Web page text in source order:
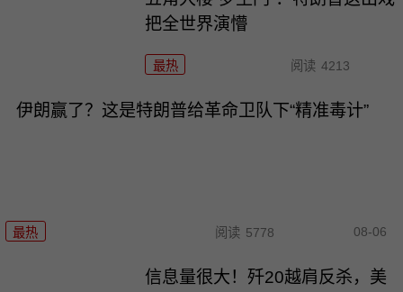
把全世界演懵
最热 阅读 4213
伊朗赢了？这是特朗普给革命卫队下“精准毒计”
最热 阅读 5778 08-06
信息量很大！歼20越肩反杀，美